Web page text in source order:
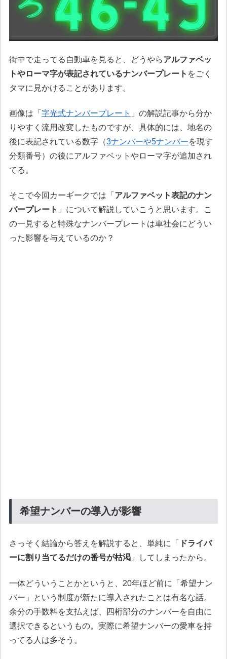
街中で走ってる自動車を見ると、どうやらアルファベッ
トやローマ字が表記されているナンバープレート をごく
タマに見かけることがあります。
画像は「字光式ナンバープレート 」の解説記事から分か
りやすく流用改変したものですが、具体的には、地名の
後に表記されている数字（3ナンバーや5ナンバーを現す
分類番号）の後にアルファベットやローマ字が追加され
てる。
そこで今回カーギークでは「 アルファベット表記のナン
バープレート 」について解説していこうと思います。こ
の一見すると特殊なナンバープレートは車社会にどうい
った影響を与えているのか？
希望ナンバーの導入が影響
さっそく結論から答えを解説すると、単純に「
ドライバ
ーに割り当てるだけの番号が枯渇 」してしまったから。
一体どういうことかというと、20年ほど前に「希望ナン
バー」という制度が新たに導入されたことは有名な話。
余分の手数料を支払えば、四桁部分のナンバーを自由に
選択できるというもの。実際に希望ナンバーの愛車を持
ってる人は多そう。